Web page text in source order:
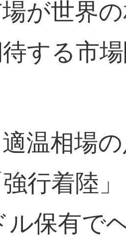
が世界
する市
適温相場
強行着陸
ル保有で